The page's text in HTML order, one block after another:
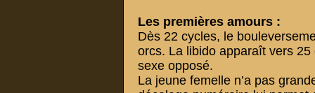
Les premières amours :
Dès 22 cycles, le
orcs. La libido apparaît vers
sexe opposé.
La jeune femelle n’a pas